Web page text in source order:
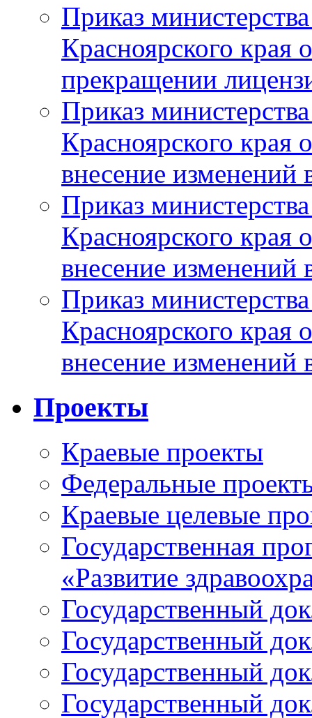
Приказ
Красноярского
прекращении
Приказ
Красноярского
внесение изменений
Приказ
Красноярского
внесение изменений
Приказ
Красноярского
внесение изменений
Проекты
Краевые проекты
Федеральные
Краевые целевые
Государственная
«Развитие
Государственный
Государственный
Государственный
Государственный